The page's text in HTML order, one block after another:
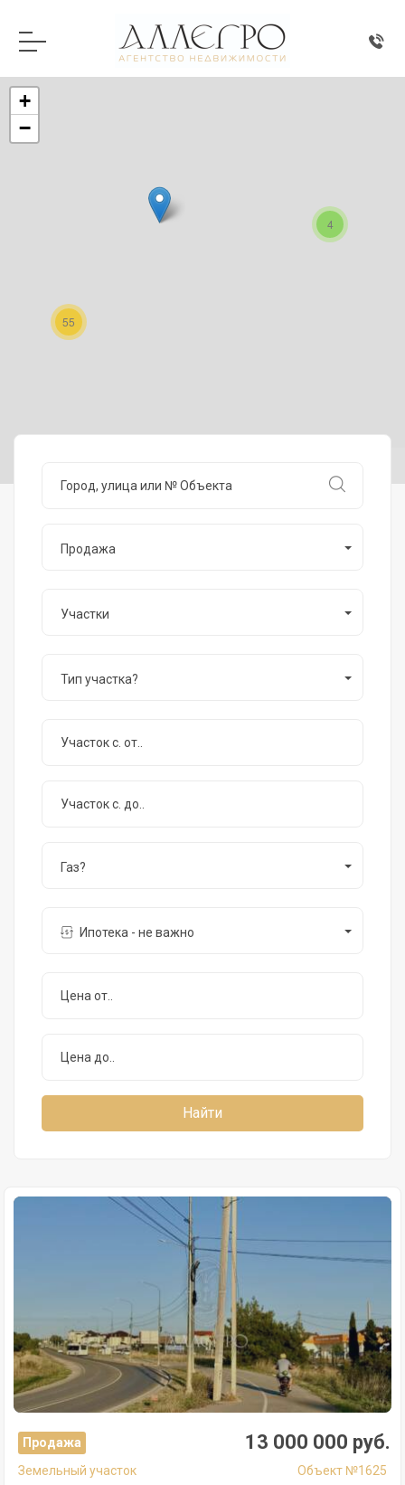
4
55
+
−
Продажа
Участки
Тип участка?
Газ?
Ипотека - не важно
Продажа 13 000 000 руб.
Земельный участок Объект №1625